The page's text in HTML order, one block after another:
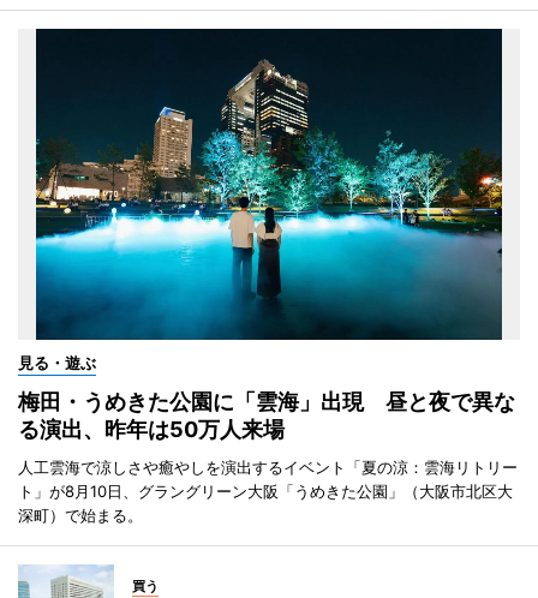
見る・遊ぶ
梅田・うめきた公園に「雲海」出現 昼と夜で異な
る演出、昨年は50万人来場
人工雲海で涼しさや癒やしを演出するイベント「夏の涼：雲海リトリー
ト」が8月10日、グラングリーン大阪「うめきた公園」（大阪市北区大
深町）で始まる。
買う